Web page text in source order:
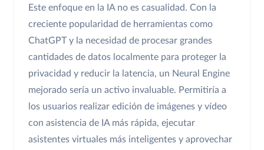
Este enfoque en la IA no es casualidad. Con la
creciente popularidad de herramientas como
ChatGPT y la necesidad de procesar grandes
cantidades de datos localmente para proteger la
privacidad y reducir la latencia, un Neural Engine
mejorado sería un activo invaluable. Permitiría a
los usuarios realizar edición de imágenes y vídeo
con asistencia de IA más rápida, ejecutar
asistentes virtuales más inteligentes y aprovechar